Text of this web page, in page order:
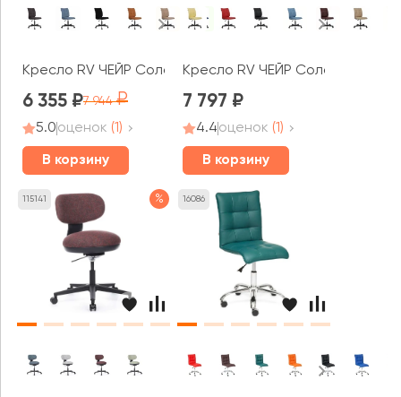
Кресло RV ЧЕЙР Соло / Solo (SLPT-205)
6 355 7 944
5.0оценок (1)
В корзину
Кресло RV ЧЕЙР Соло / Solo
7 797
4.4оценок (1)
В корзину
115141 % 16086